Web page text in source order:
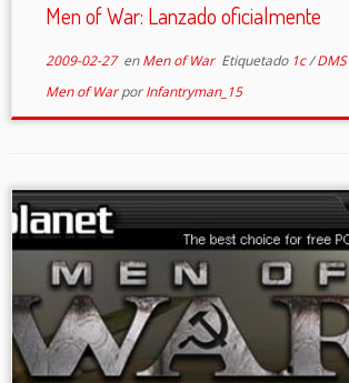
Men of War: Lanzado oficialmente
2009-02-27enMen of War Etiquetado 1c/DMS
Men of WarporInfantryman_15